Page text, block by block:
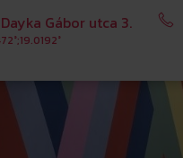
Gábor utca 3.